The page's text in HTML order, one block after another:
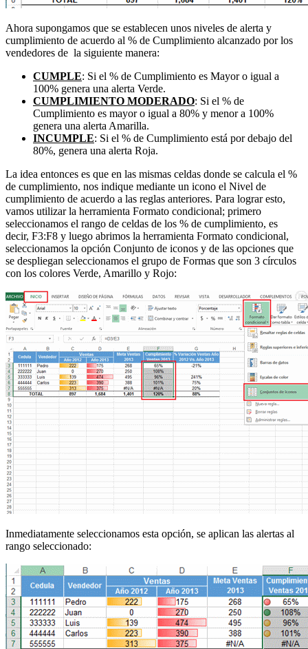
Ahora supongamos que se establecen unos niveles de alerta y
cumplimiento de acuerdo al % de Cumplimiento alcanzado por los
vendedores de la siguiente manera:
CUMPLE: Si el % de Cumplimiento es Mayor o igual a
100% genera una alerta Verde.
CUMPLIMIENTO MODERADO: Si el % de
Cumplimiento es mayor o igual a 80% y menor a 100%
genera una alerta Amarilla.
INCUMPLE: Si el % de Cumplimiento está por debajo del
80%, genera una alerta Roja.
La idea entonces es que en las mismas celdas donde se calcula el %
de cumplimiento, nos indique mediante un icono el Nivel de
cumplimiento de acuerdo a las reglas anteriores. Para lograr esto,
vamos utilizar la herramienta Formato condicional; primero
seleccionamos el rango de celdas de los % de cumplimiento, es
decir, F3:F8 y luego abrimos la herramienta Formato condicional,
seleccionamos la opción Conjunto de iconos y de las opciones que
se despliegan seleccionamos el grupo de Formas que son 3 círculos
con los colores Verde, Amarillo y Rojo:
Inmediatamente seleccionamos esta opción, se aplican las alertas al
rango seleccionado: